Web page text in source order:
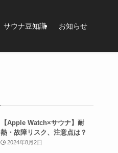
サウナ豆知識 お知らせ
【Apple Watch×サウナ】耐
熱・故障リスク、注意点は？
2024年8月2日